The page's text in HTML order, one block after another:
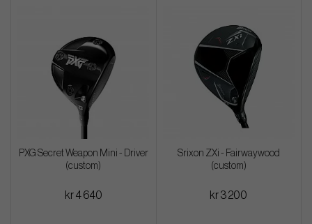
PXG Secret Weapon Mini - Driver
(custom)
kr 4 640
Srixon ZXi - Fairwaywood
(custom)
kr 3 200